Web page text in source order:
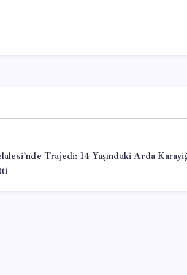
Trajedi: 14 Yaşındaki Arda